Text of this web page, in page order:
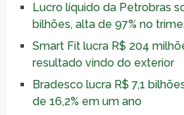
Lucro líquido da Petrobras
bilhões, alta de 97% no
Smart Fit lucra R$ 204
resultado vindo do exterior
Bradesco lucra R$ 7,1
de 16,2% em um ano